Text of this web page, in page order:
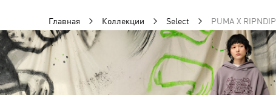
Главная Коллекции Select PUMA X RIPNDIP